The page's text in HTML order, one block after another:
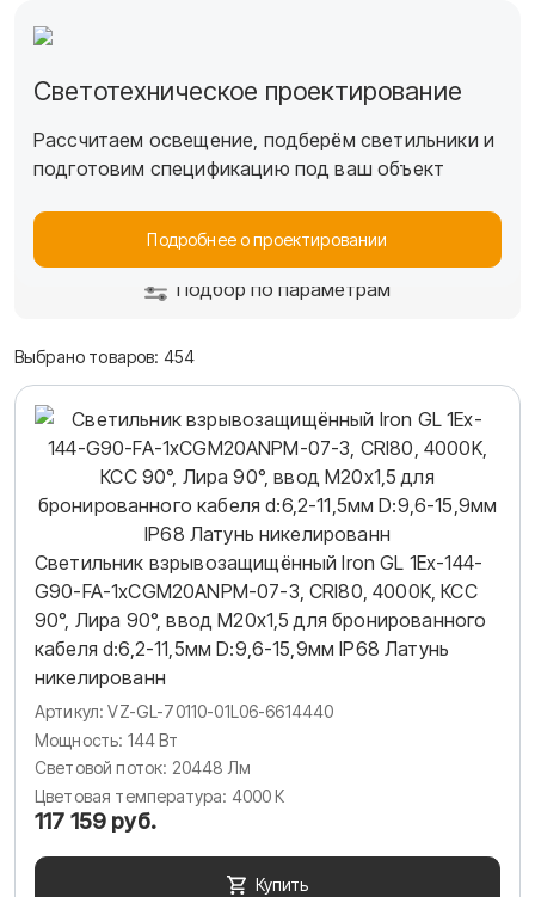
Взрывозащищенные светодиодные
Взрывозащищенные
светодиодные светильники
Светотехническое проектирование
Рассчитаем освещение, подберём светильники и
подготовим спецификацию под ваш объект
Подробнее о проектировании
Подбор по параметрам
Выбрано товаров: 454
Светильник взрывозащищённый Iron GL 1Ex-144-
G90-FA-1хCGM20ANPM-07-3, CRI80, 4000K, КСС
90°, Лира 90°, ввод М20х1,5 для бронированного
кабеля d:6,2-11,5мм D:9,6-15,9мм IP68 Латунь
никелированн
Артикул: VZ-GL-70110-01L06-6614440
Мощность: 144 Вт
Световой поток: 20448 Лм
Цветовая температура: 4000 К
117 159 руб.
Купить